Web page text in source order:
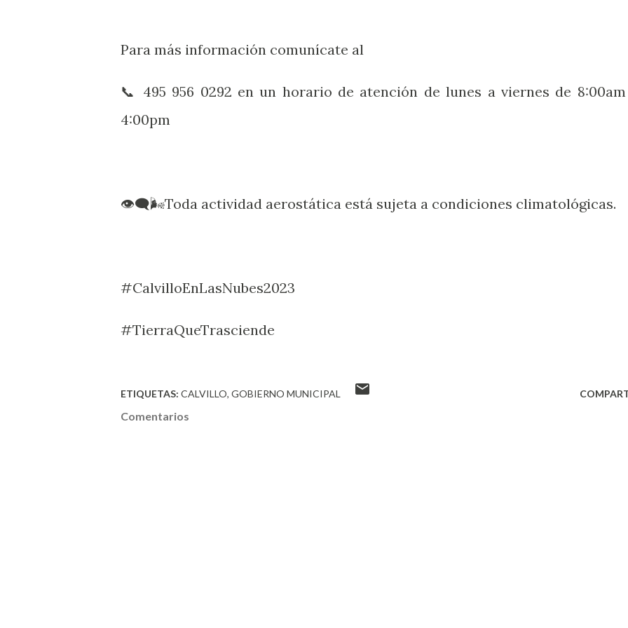
Para más información comunícate al
📞 495 956 0292 en un horario de atención de lunes a viernes de
4:00pm
👁️‍🗨️🌬️Toda actividad aerostática está sujeta a condiciones climatológicas.
#CalvilloEnLasNubes2023
#TierraQueTrasciende
ETIQUETAS: CALVILLO GOBIERNO MUNICIPAL
Comentarios